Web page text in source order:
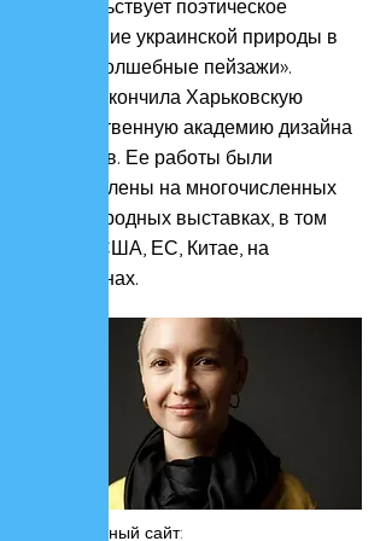
свидетельствует поэтическое
воспевание украинской природы в
серии «Волшебные пейзажи».
Полина окончила Харьковскую
государственную академию дизайна
и искусств. Ее работы были
представлены на многочисленных
международных выставках, в том
числе в США, ЕС, Китае, на
Филиппинах.
Официальный сайт: